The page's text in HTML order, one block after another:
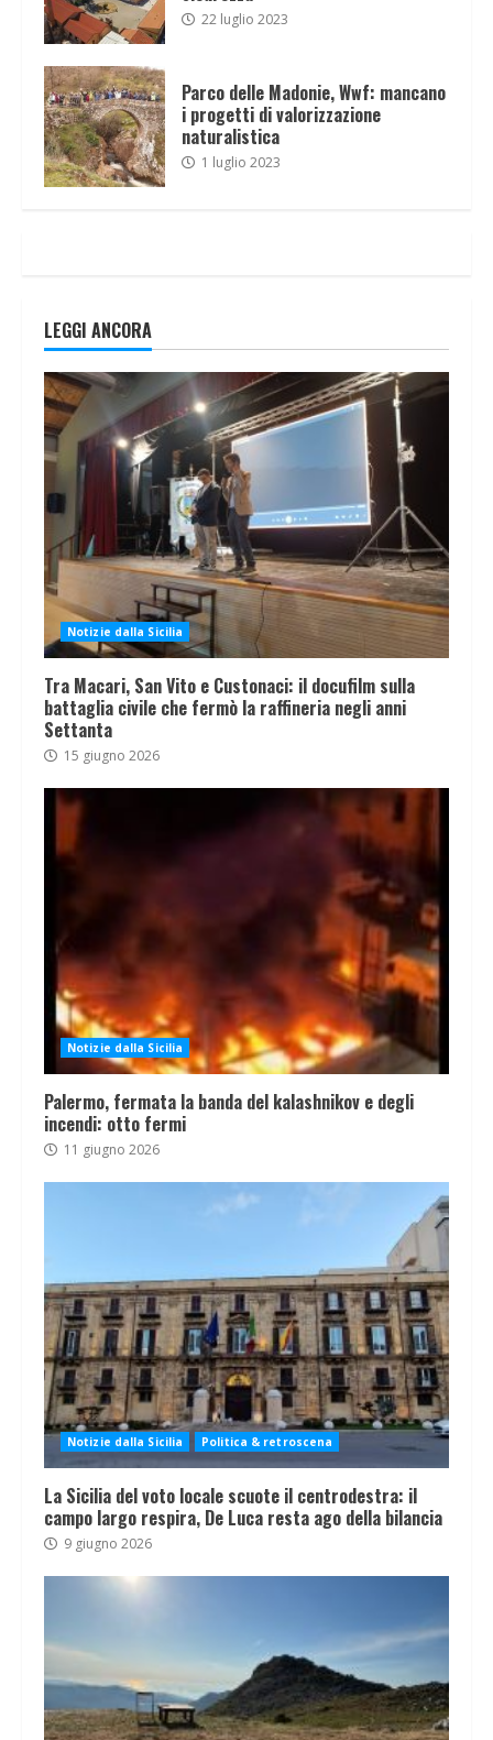
22 luglio 2023
Parco delle Madonie, Wwf: mancano
i progetti di valorizzazione
naturalistica
1 luglio 2023
LEGGI ANCORA
Notizie dalla Sicilia
Tra Macari, San Vito e Custonaci: il docufilm sulla
battaglia civile che fermò la raffineria negli anni
Settanta
15 giugno 2026
Notizie dalla Sicilia
Palermo, fermata la banda del kalashnikov e degli
incendi: otto fermi
11 giugno 2026
Notizie dalla Sicilia Politica & retroscena
La Sicilia del voto locale scuote il centrodestra: il
campo largo respira, De Luca resta ago della bilancia
9 giugno 2026